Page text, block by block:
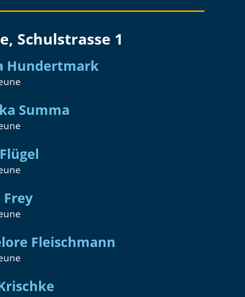
Schulstrasse 1
Hundertmark
Summa
Frey
Fleischmann